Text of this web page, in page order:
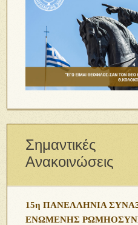
Σημαντικές
Ανακοινώσεις
15η ΠΑΝΕΛΛΗΝΙΑ
ΕΝΩΜΕΝΗΣ ΡΩΜΗΟΣΥΝΗΣ